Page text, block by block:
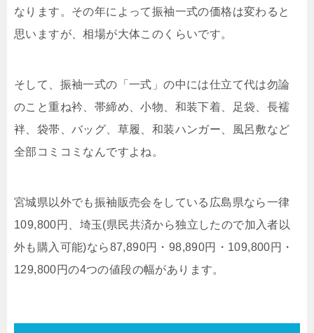
なります。その年によって振袖一式の価格は変わると
思いますが、相場が大体このくらいです。
そして、振袖一式の「一式」の中には仕立て代は勿論
のこと重ね衿、帯締め、小物、和装下着、足袋、長襦
袢、袋帯、バッグ、草履、和装ハンガー、風呂敷など
全部コミコミなんですよね。
宮城県以外でも振袖販売会をしている広島県なら一律
109,800円、埼玉(県民共済から独立したので加入者以
外も購入可能)なら87,890円・98,890円・109,800円・
129,800円の4つの値段の幅があります。